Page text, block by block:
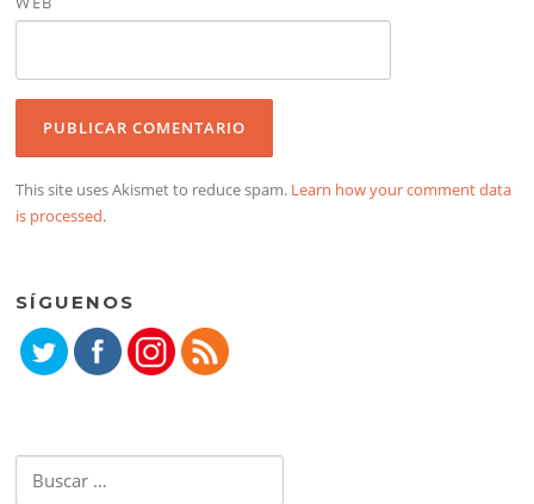
This site uses Akismet to reduce spam. Learn how your comment data
is processed.
SÍGUENOS